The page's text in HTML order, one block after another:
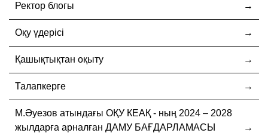
Ректор блогы
Оқу үдерісі
Қашықтықтан оқыту
Талапкерге
М.Әуезов атындағы ОҚУ КЕАҚ - ның 2024 – 2028
жылдарға арналған ДАМУ БАҒДАРЛАМАСЫ